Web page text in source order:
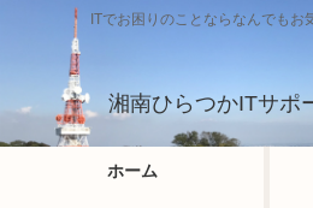
ITでお困りのことならなんでもお
湘南ひらつかITサポ
ホーム